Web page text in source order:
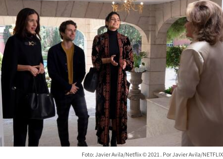
Foto: Javier Avila/Netflix ©️ 2021 Javier Avila/NETFLIX